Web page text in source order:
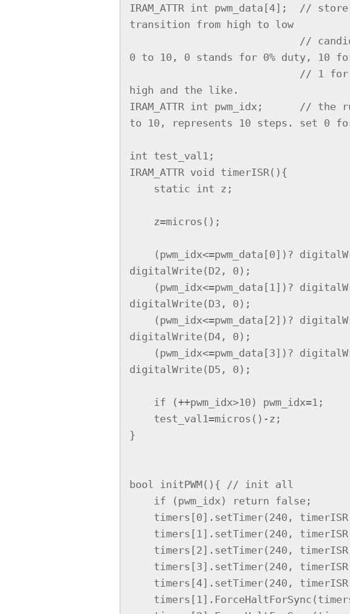
IRAM_ATTR int pwm_data[4];  //
transition from high to low
0 to 10, 0 stands for 0% duty, 10 for
high and the like.
IRAM_ATTR int pwm_idx;      // the
to 10, represents 10 steps. set 0
int test_val1;
IRAM_ATTR void timerISR(){
digitalWrite(D2, 0);
digitalWrite(D3, 0);
digitalWrite(D4, 0);
digitalWrite(D5, 0);
}
bool initPWM(){ // init all